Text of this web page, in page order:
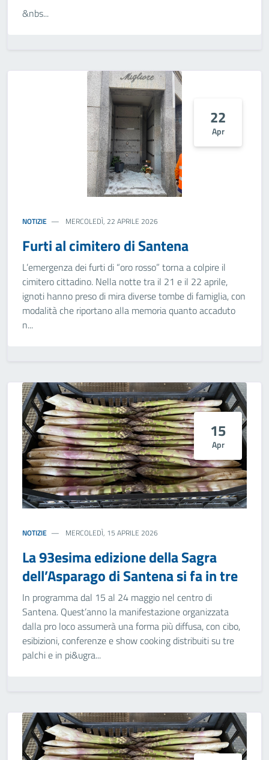
&nbs...
22
Apr
NOTIZIE MERCOLEDÌ, 22 APRILE 2026
Furti al cimitero di Santena
L’emergenza dei furti di “oro rosso” torna a colpire il
cimitero cittadino. Nella notte tra il 21 e il 22 aprile,
ignoti hanno preso di mira diverse tombe di famiglia, con
modalità che riportano alla memoria quanto accaduto
n...
15
Apr
NOTIZIE MERCOLEDÌ, 15 APRILE 2026
La 93esima edizione della Sagra
dell’Asparago di Santena si fa in tre
In programma dal 15 al 24 maggio nel centro di
Santena. Quest’anno la manifestazione organizzata
dalla pro loco assumerà una forma più diffusa, con cibo,
esibizioni, conferenze e show cooking distribuiti su tre
palchi e in pi&ugra...